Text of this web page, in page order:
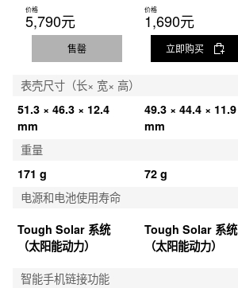
价格
5,790元
售罄
价格
1,690元
立即购买
表壳尺寸（长× 宽× 高）
51.3 × 46.3 × 12.4
mm
49.3 × 44.4 × 11.9
mm
重量
171 g
72 g
电源和电池使用寿命
Tough Solar 系统
（太阳能动力）
Tough Solar 系统
（太阳能动力）
智能手机链接功能